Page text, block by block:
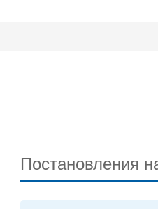
Постановления